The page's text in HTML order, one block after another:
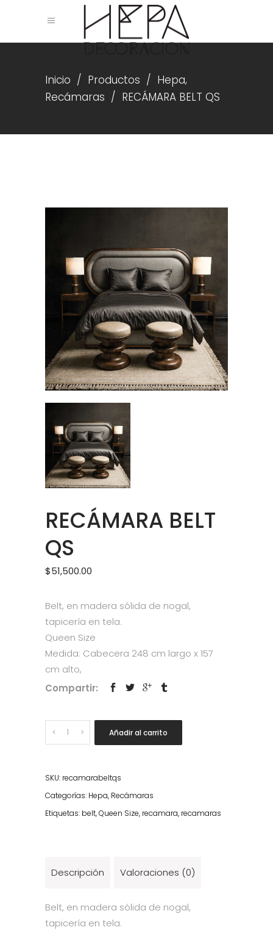
Inicio / Productos / Hepa,
Recámaras / RECÁMARA BELT QS
RECÁMARA BELT
QS
$51,500.00
Belt, en madera sólida de nogal,
tapicería en tela.
Queen Size
Medida: Cabecera 248 cm largo x 157
cm alto,
Compartir:
Quantity Añadir al carrito
SKU: recamarabeltqs
Categorías: Hepa, Recámaras
Etiquetas: belt,Queen Size, recamara, recamaras
Descripción Valoraciones (0)
Belt, en madera sólida de nogal,
tapicería en tela.